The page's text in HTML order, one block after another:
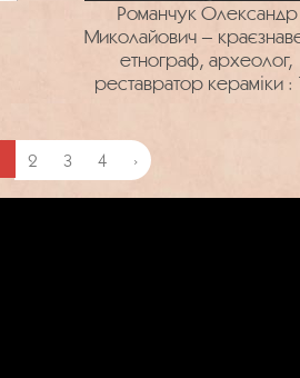
Романчук Олександр
Миколайович –
етнограф, археолог,
реставратор кераміки :
2 3 4 ›